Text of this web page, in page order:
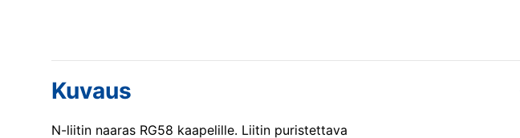
Kuvaus
N-liitin naaras RG58 kaapelille. Liitin puristettava